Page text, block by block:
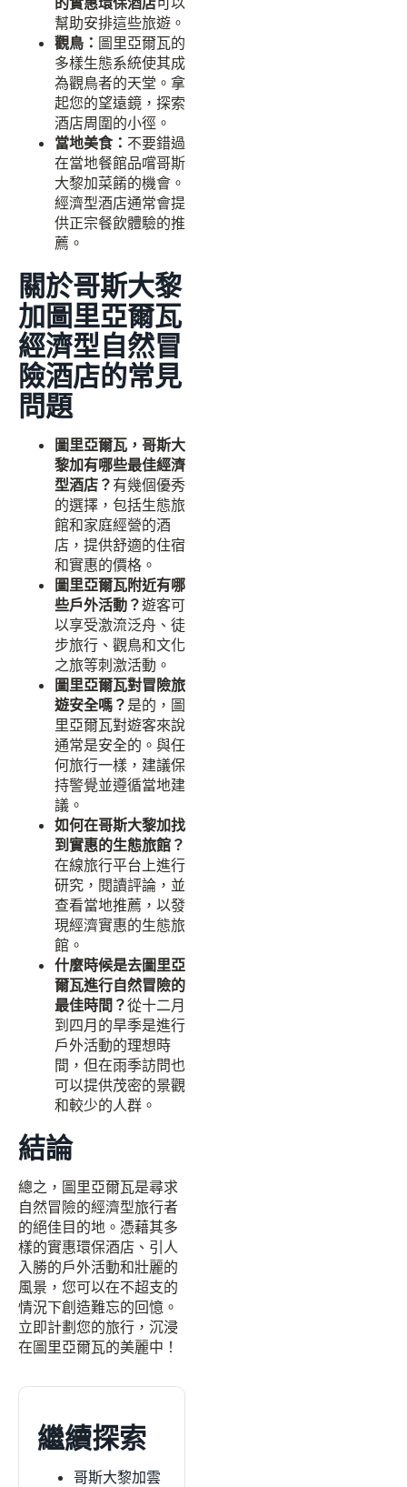
幫助安排這些旅遊。
觀鳥： 圖里亞爾瓦的
多樣生態系統使其成
為觀鳥者的天堂。拿
起您的望遠鏡，探索
酒店周圍的小徑。
當地美食： 不要錯過
在當地餐館品嚐哥斯
大黎加菜餚的機會。
經濟型酒店通常會提
供正宗餐飲體驗的推
薦。
關於哥斯大黎
加圖里亞爾瓦
經濟型自然冒
險酒店的常見
問題
圖里亞爾瓦，哥斯大
黎加有哪些最佳經濟
型酒店？ 有幾個優秀
的選擇，包括生態旅
館和家庭經營的酒
店，提供舒適的住宿
和實惠的價格。
圖里亞爾瓦附近有哪
些戶外活動？遊客可
以享受激流泛舟、徒
步旅行、觀鳥和文化
之旅等刺激活動。
圖里亞爾瓦對冒險旅
遊安全嗎？ 是的，圖
里亞爾瓦對遊客來說
通常是安全的。與任
何旅行一樣，建議保
持警覺並遵循當地建
議。
如何在哥斯大黎加找
到實惠的生態旅館？
在線旅行平台上進行
研究，閱讀評論，並
查看當地推薦，以發
現經濟實惠的生態旅
館。
什麼時候是去圖里亞
爾瓦進行自然冒險的
最佳時間？從十二月
到四月的旱季是進行
戶外活動的理想時
間，但在雨季訪問也
可以提供茂密的景觀
和較少的人群。
結論
總之，圖里亞爾瓦是尋求
自然冒險的經濟型旅行者
的絕佳目的地。憑藉其多
樣的實惠環保酒店、引人
入勝的戶外活動和壯麗的
風景，您可以在不超支的
情況下創造難忘的回憶。
立即計劃您的旅行，沉浸
在圖里亞爾瓦的美麗中！
繼續探索
哥斯大黎加雲